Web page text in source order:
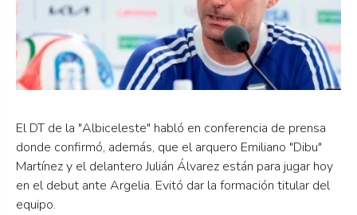
El DT de la "Albiceleste" habló en conferencia de prensa
donde confirmó, además, que el arquero Emiliano "Dibu"
Martínez y el delantero Julián Álvarez están para jugar hoy
en el debut ante Argelia. Evitó dar la formación titular del
equipo.